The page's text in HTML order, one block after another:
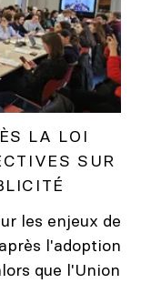
LA LOI
SUR
les enjeux de
l'adoption
que l'Union